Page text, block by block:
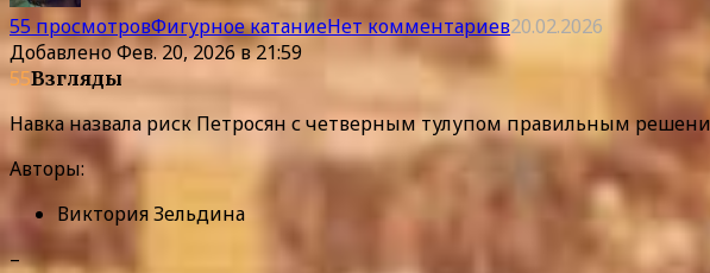
55 просмотровФигурное катаниеНет комментариев20.02.2026
ДобавленоФев. 20, 2026 в 21:59
55Взгляды
Навка назвала риск Петросян с четверным тулупом правильным
Авторы:
Виктория Зельдина
–